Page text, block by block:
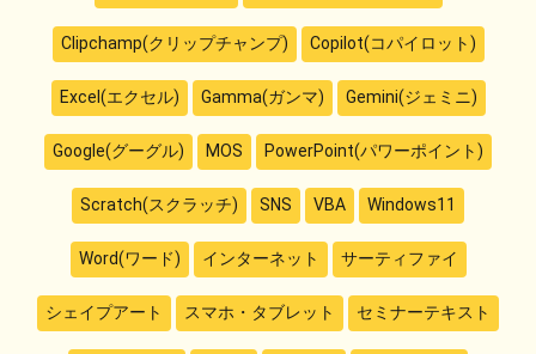
Clipchamp(クリップチャンプ) Copilot(コパイロット)
Excel(エクセル) Gamma(ガンマ) Gemini(ジェミニ)
Google(グーグル) MOS PowerPoint(パワーポイント)
Scratch(スクラッチ) SNS VBA Windows11
Word(ワード) インターネット サーティファイ
シェイプアート スマホ・タブレット セミナーテキスト